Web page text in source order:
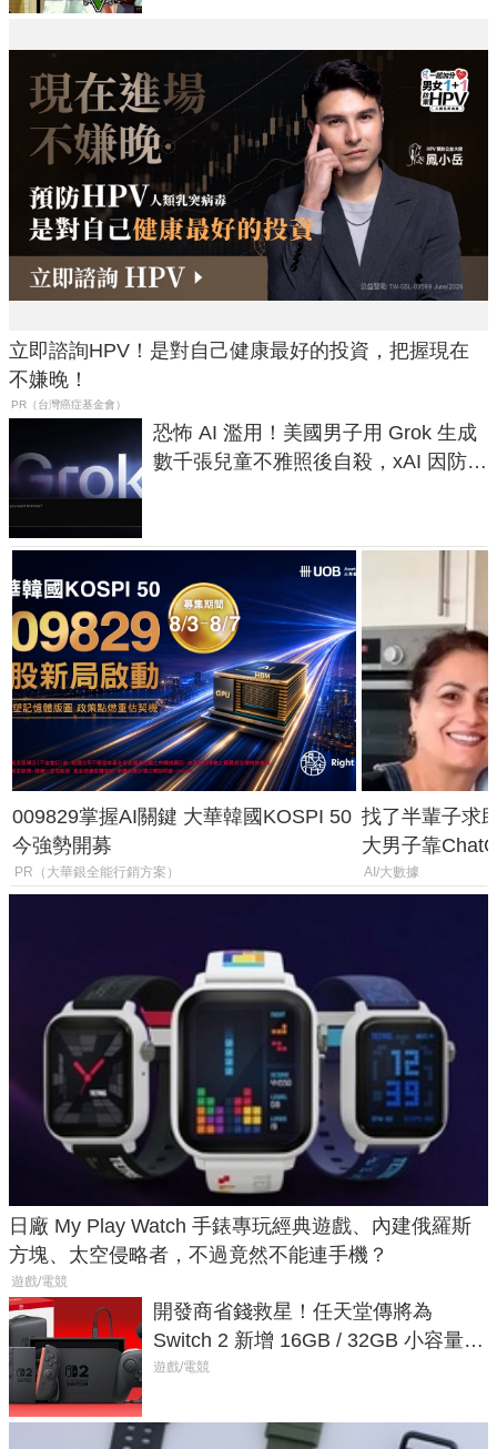
立即諮詢HPV！是對自己健康最好的投資，把握現在
不嫌晚！
PR（台灣癌症基金會）
恐怖 AI 濫用！美國男子用 Grok 生成
數千張兒童不雅照後自殺，xAI 因防護
009829掌握AI關鍵 大華韓國KOSPI 50
今強勢開募
PR（大華銀全能行銷方案）
找了半輩子求
大男子靠
年家人
AI/大數據
日廠 My Play Watch 手錶專玩經典遊戲、內建俄羅斯
方塊、太空侵略者，不過竟然不能連手機？
遊戲/電競
開發商省錢救星！任天堂傳將為
Switch 2 新增 16GB / 32GB 小容量遊
戲卡的選擇
遊戲/電競